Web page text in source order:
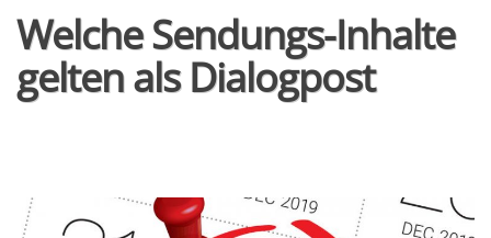
Welche Sendungs-Inhalte
gelten als Dialogpost